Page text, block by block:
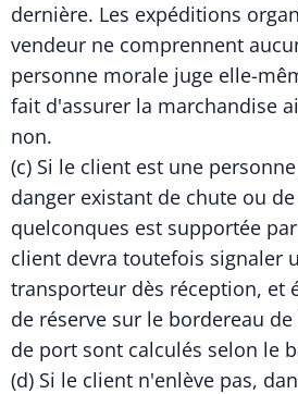
dernière. Les expéditions
vendeur ne comprennent
personne morale juge elle-
fait d'assurer la marchandise
non.
(c) Si le client est une
danger existant de chute ou de
quelconques est supportée
client devra toutefois signaler
transporteur dès réception, et
de réserve sur le bordereau
de port sont calculés selon le
(d) Si le client n'enlève pas,